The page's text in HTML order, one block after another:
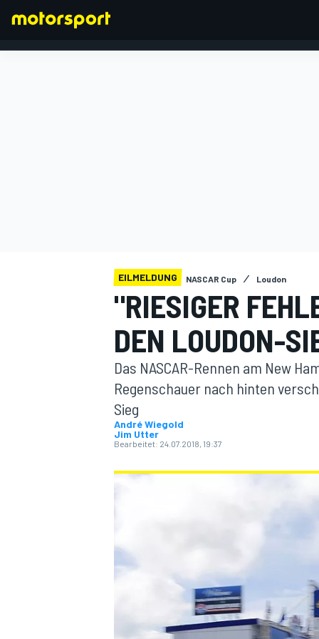
EILMELDUNG NASCAR Cup Loudon
"RIESIGER
DEN LOUDON-
Das NASCAR-Rennen am New
Regenschauer nach hinten
Sieg
André Wiegold
Jim Utter
Bearbeitet: 24.07.2018, 19:37